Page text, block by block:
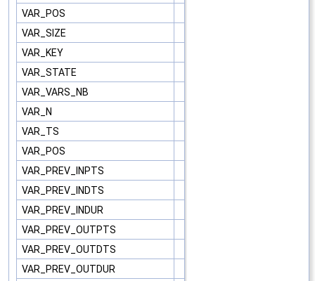
VAR_POS
VAR_SIZE
VAR_KEY
VAR_STATE
VAR_VARS_NB
VAR_N
VAR_TS
VAR_POS
VAR_PREV_INPTS
VAR_PREV_INDTS
VAR_PREV_INDUR
VAR_PREV_OUTPTS
VAR_PREV_OUTDTS
VAR_PREV_OUTDUR